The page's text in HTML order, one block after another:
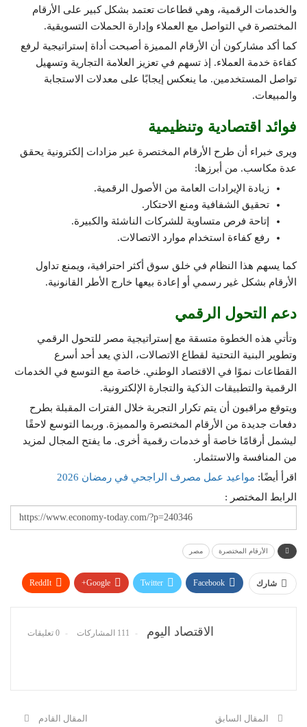
والخدمات الرقمية، وهي قطاعات تعتمد بشكل كبير على الأرقام
المختصرة في التواصل مع العملاء وإدارة الحملات التسويقية.
كما أكد مشاركون أن الأرقام المميزة أصبحت أداة إستراتيجية لرفع
كفاءة خدمة العملاء. إذ تسهم في تعزيز العلامة التجارية وتسهيل
تواصل المستخدمين. ما ينعكس إيجابًا على معدلات الاستجابة
والمبيعات.
فوائد اقتصادية وتنظيمية
ويرى خبراء أن طرح الأرقام المختصرة عبر مزادات إلكترونية يحقق
عدة مكاسب. من أبرزها:
زيادة الإيرادات العامة من الأصول الرقمية.
تحقيق الشفافية ومنع الاحتكار.
إتاحة فرص متساوية للشركات الناشئة والكبيرة.
رفع كفاءة استخدام موارد الاتصالات.
كما يسهم هذا النظام في خلق سوق أكثر احترافية، ويمنع تداول
الأرقام بشكل غير رسمي أو إعادة بيعها خارج الأطر القانونية.
دعم التحول الرقمي
وتأتي هذه الخطوة متسقة مع إستراتيجية مصر للتحول الرقمي
وتطوير البنية التحتية لقطاع الاتصالات، الذي يعد أحد أسرع
القطاعات نموًا في الاقتصاد الوطني. خاصة مع التوسع في الخدمات
الرقمية والتطبيقات الذكية والتجارة الإلكترونية.
ويتوقع مراقبون أن يتم تكرار التجربة خلال الفترات المقبلة بطرح
دفعات جديدة من الأرقام المختصرة والمميزة. وربما التوسع لاحقًا
ليشمل أرقامًا خاصة أو خدمات رقمية أخرى. ما يفتح المجال لمزيد
من المنافسة والاستثمار.
اقرأ أيضًا: مواعيد عمل مصرف الراجحي في رمضان 2026
الرابط المختصر :
الأرقام المختصرة مصر
شارك Facebook
Twitter
Google+
ReddIt
الاقتصاد اليوم 111 المشاركات 0 تعليقات
المقال السابق المقال القادم